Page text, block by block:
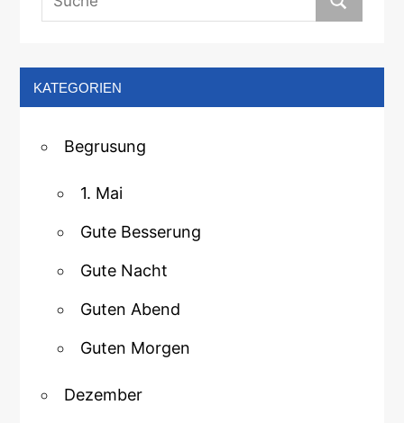
KATEGORIEN
Begrusung
1. Mai
Gute Besserung
Gute Nacht
Guten Abend
Guten Morgen
Dezember